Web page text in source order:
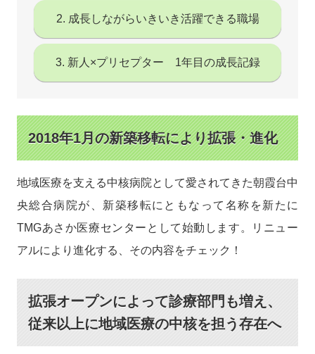
2. 成長しながらいきいき活躍できる職場
3. 新人×プリセプター 1年目の成長記録
2018年1月の新築移転により拡張・進化
地域医療を支える中核病院として愛されてきた朝霞台中
央総合病院が、新築移転にともなって名称を新たに
TMGあさか医療センターとして始動します。リニュー
アルにより進化する、その内容をチェック！
拡張オープンによって診療部門も増え、
従来以上に地域医療の中核を担う存在へ